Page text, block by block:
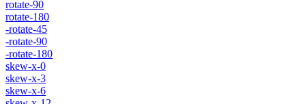
rotate-90
rotate-180
-rotate-45
-rotate-90
-rotate-180
skew-x-0
skew-x-3
skew-x-6